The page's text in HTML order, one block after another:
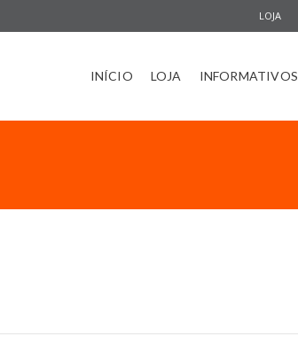
LOJA
INÍCIO LOJA INFORMATIVOS